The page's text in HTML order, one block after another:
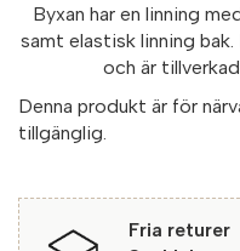
Byxan har en linning
samt elastisk linning
och är
Denna produkt är för
tillgänglig.
Fria returer